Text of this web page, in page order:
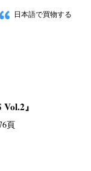
日本語で買物する
』
頁